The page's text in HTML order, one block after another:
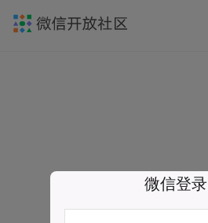
微信登录